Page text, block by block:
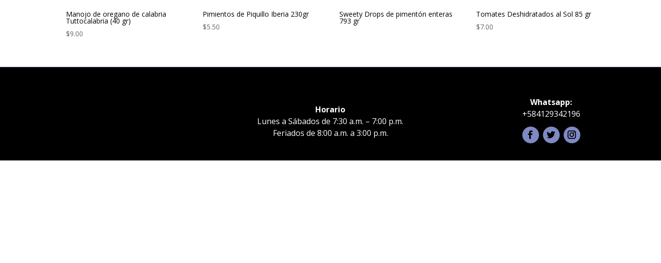
Manojo de oregano de calabria
Tuttocalabria (40 gr)
$9.00
Pimientos de Piquillo Iberia 230gr
$5.50
Sweety Drops de pimentón enteras
793 gr
Tomates Deshidratados al Sol 85 gr
$7.00
Horario
Lunes a Sábados de 7:30 a.m. – 7:00 p.m.
Feriados de 8:00 a.m. a 3:00 p.m.
Whatsapp:
+584129342196